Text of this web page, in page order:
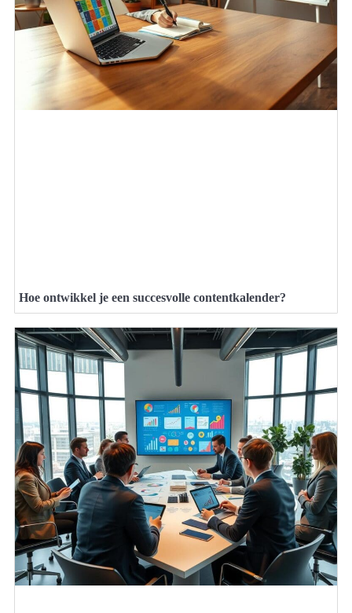
Hoe ontwikkel je een succesvolle contentkalender?